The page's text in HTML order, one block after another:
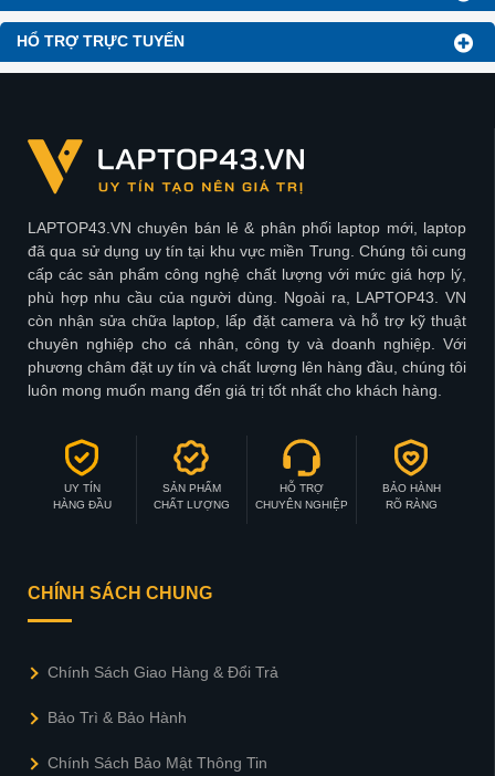
HỔ TRỢ TRỰC TUYẾN
LAPTOP43.VN chuyên bán lẻ & phân phối laptop mới, laptop
đã qua sử dụng uy tín tại khu vực miền Trung. Chúng tôi cung
cấp các sản phẩm công nghệ chất lượng với mức giá hợp lý,
phù hợp nhu cầu của người dùng. Ngoài ra, LAPTOP43. VN
còn nhận sửa chữa laptop, lấp đặt camera và hỗ trợ kỹ thuật
chuyên nghiệp cho cá nhân, công ty và doanh nghiệp. Với
phương châm đặt uy tín và chất lượng lên hàng đầu, chúng tôi
luôn mong muốn mang đến giá trị tốt nhất cho khách hàng.
UY TÍN
HÀNG ĐẦU
SẢN PHẨM
CHẤT LƯỢNG
HỖ TRỢ
CHUYÊN NGHIỆP
BẢO HÀNH
RÕ RÀNG
CHÍNH SÁCH CHUNG
Chính Sách Giao Hàng & Đổi Trả
Bảo Trì & Bảo Hành
Chính Sách Bảo Mật Thông Tin